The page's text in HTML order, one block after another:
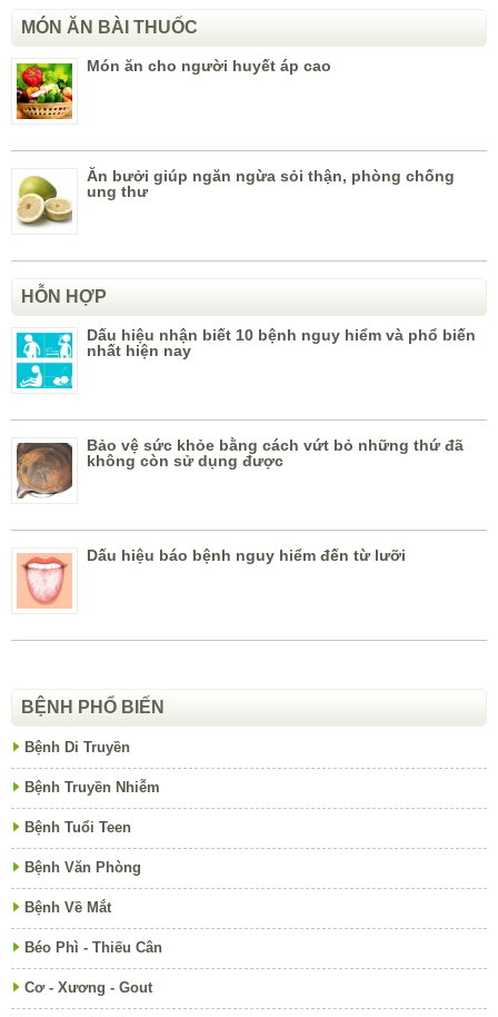
MÓN ĂN BÀI THUỐC
Món ăn cho người huyết áp cao
Ăn bưởi giúp ngăn ngừa sỏi thận, phòng chống
ung thư
HỖN HỢP
Dấu hiệu nhận biết 10 bệnh nguy hiểm và phổ biến
nhất hiện nay
Bảo vệ sức khỏe bằng cách vứt bỏ những thứ đã
không còn sử dụng được
Dấu hiệu báo bệnh nguy hiểm đến từ lưỡi
BỆNH PHỔ BIẾN
Bệnh Di Truyền
Bệnh Truyền Nhiễm
Bệnh Tuổi Teen
Bệnh Văn Phòng
Bệnh Về Mắt
Béo Phì - Thiếu Cân
Cơ - Xương - Gout